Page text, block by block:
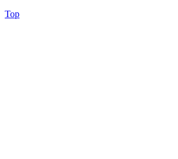
Top